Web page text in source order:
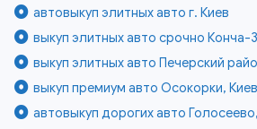
автовыкуп элитных авто г. Киев
выкуп элитных авто срочно Конча-
выкуп элитных авто Печерский
выкуп премиум авто Осокорки, Киев
автовыкуп дорогих авто